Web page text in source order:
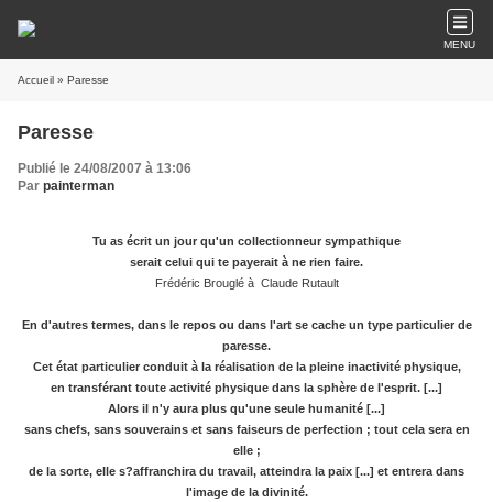
MENU
Accueil » Paresse
Paresse
Publié le 24/08/2007 à 13:06
Par painterman
Tu as écrit un jour qu'un collectionneur sympathique
serait celui qui te payerait à ne rien faire.
Frédéric Brouglé à Claude Rutault
En d'autres termes, dans le repos ou dans l'art se cache un type particulier de
paresse.
Cet état particulier conduit à la réalisation de la pleine inactivité physique,
en transférant toute activité physique dans la sphère de l'esprit. [...]
Alors il n'y aura plus qu'une seule humanité [...]
sans chefs, sans souverains et sans faiseurs de perfection ; tout cela sera en
elle ;
de la sorte, elle s?affranchira du travail, atteindra la paix [...] et entrera dans
l'image de la divinité.